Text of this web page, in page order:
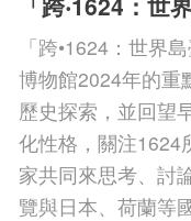
「跨•1624：世界
博物館2024年的重
歷史探索，並回望
化性格，關注1624
家共同來思考、討
覽與日本、荷蘭等